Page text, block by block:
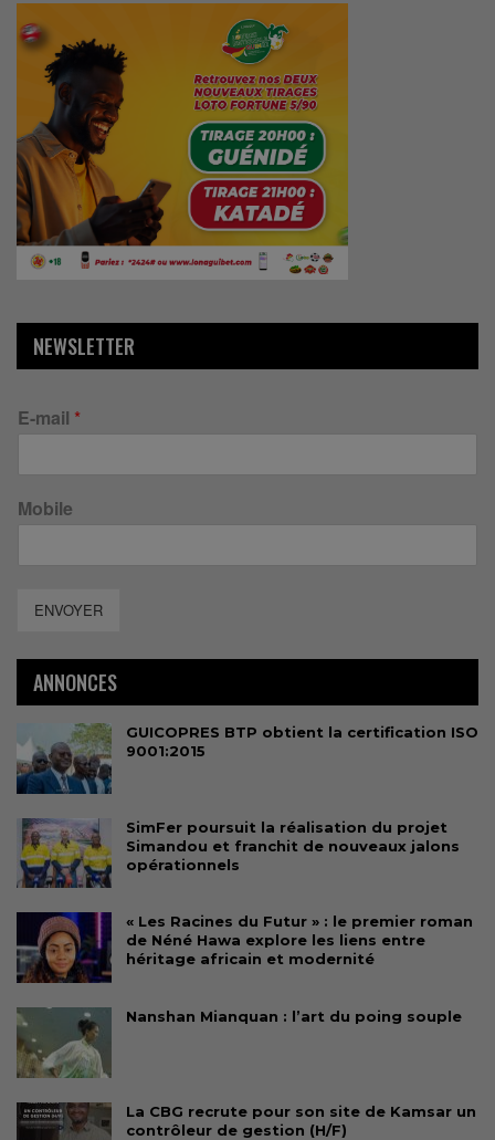
NEWSLETTER
E-mail *
Mobile
ENVOYER
ANNONCES
GUICOPRES BTP obtient la certification ISO
9001:2015
SimFer poursuit la réalisation du projet
Simandou et franchit de nouveaux jalons
opérationnels
« Les Racines du Futur » : le premier roman
de Néné Hawa explore les liens entre
héritage africain et modernité
Nanshan Mianquan : l’art du poing souple
La CBG recrute pour son site de Kamsar un
contrôleur de gestion (H/F)